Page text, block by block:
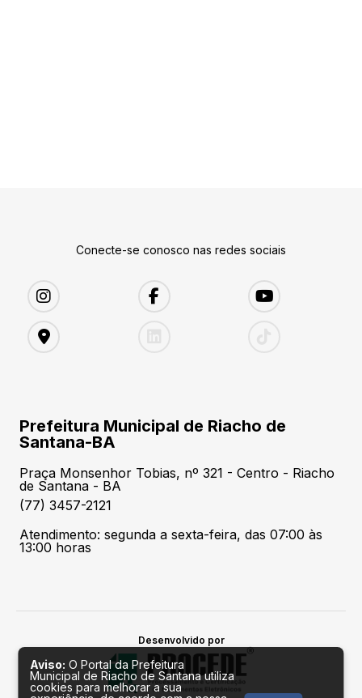
Conecte-se conosco nas redes sociais
Prefeitura Municipal de Riacho de
Santana-BA
Praça Monsenhor Tobias, nº 321 - Centro - Riacho
de Santana - BA
(77) 3457-2121
Atendimento: segunda a sexta-feira, das 07:00 às
13:00 horas
Desenvolvido por
Aviso: O Portal da Prefeitura
Municipal de Riacho de Santana utiliza
cookies para melhorar a sua